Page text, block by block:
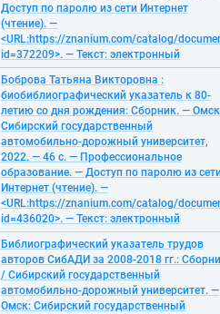
Доступ по паролю из сети Интернет
(чтение). —
<URL:https://znanium.com/catalog/
id=372209>. — Текст: электронный
Боброва Татьяна Викторовна :
биобиблиографический указатель к 80-
летию со дня рождения: Сборник. —
Сибирский государственный
автомобильно-дорожный университет,
2022. — 46 с. — Профессиональное
образование. — Доступ по паролю из
Интернет (чтение). —
<URL:https://znanium.com/catalog/
id=436020>. — Текст: электронный
Библиографический указатель трудов
авторов СибАДИ за 2008-2018 гг.:
/ Сибирский государственный
автомобильно-дорожный университет. —
Омск: Сибирский государственный